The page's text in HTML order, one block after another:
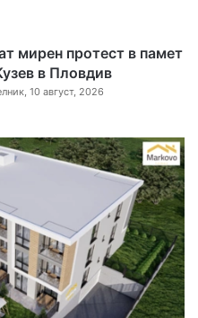
мирен протест в памет
в Пловдив
10 август, 2026